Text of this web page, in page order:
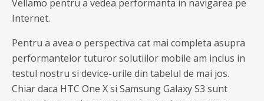
Vellamo pentru a vedea performanta in navigarea pe
Internet.
Pentru a avea o perspectiva cat mai completa asupra
performantelor tuturor solutiilor mobile am inclus in
testul nostru si device-urile din tabelul de mai jos.
Chiar daca HTC One X si Samsung Galaxy S3 sunt